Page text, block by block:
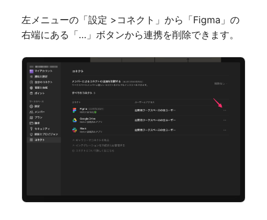
左メニューの「設定 >コネクト」から「Figma」の
右端にある「…」ボタンから連携を削除できます。